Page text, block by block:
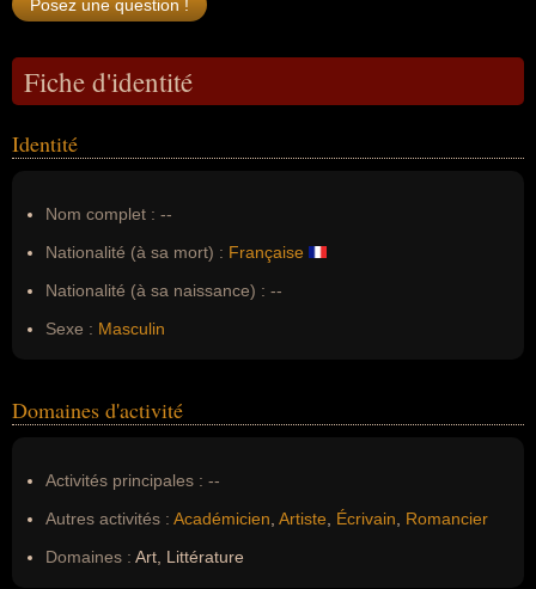
Fiche d'identité
Identité
Nom complet : --
Nationalité (à sa mort) : Française
Nationalité (à sa naissance) : --
Sexe : Masculin
Domaines d'activité
Activités principales : --
Autres activités : Académicien Artiste Écrivain
Romancier
Domaines : Art, Littérature